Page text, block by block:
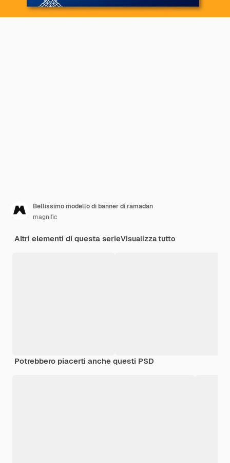
Bellissimo modello di banner di ramadan
magnific
Altri elementi di questa serieVisualizza tutto
Potrebbero piacerti anche questi PSD